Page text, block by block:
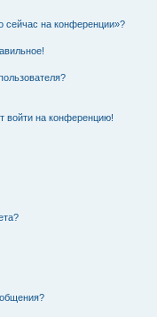
сейчас на конференции»?
войти на конференцию!